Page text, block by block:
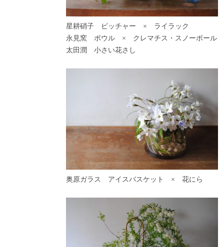
星耕硝子 ピッチャー × ライラック
永見窯 ボウル × クレマチス・スノーボール
太田潤 小さい花さし
奥原ガラス アイスバスケット × 花にら